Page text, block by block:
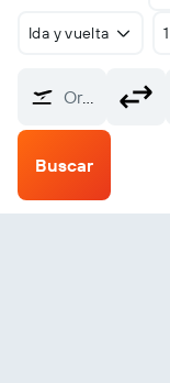
Ida y vuelta
Origen
Buscar